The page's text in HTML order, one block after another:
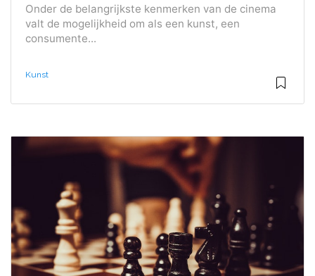
Onder de belangrijkste kenmerken van de cinema
valt de mogelijkheid om als een kunst, een
consumente...
Kunst